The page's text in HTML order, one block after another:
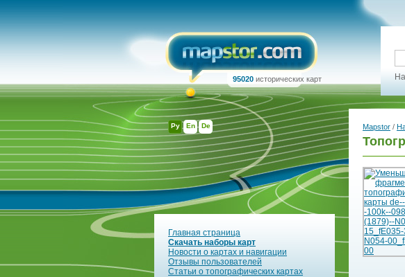
Ру En De
95020 исторических карт
Главная страница
Скачать наборы карт
Новости о картах и навигации
Отзывы пользователей
Статьи о топографических картах
Mapstor /